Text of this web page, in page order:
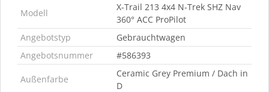
Modell
X-Trail 213 4x4 N-Trek SHZ Nav
360° ACC ProPilot
Angebotstyp
Gebrauchtwagen
Angebotsnummer
#586393
Außenfarbe
Ceramic Grey Premium / Dach in
D